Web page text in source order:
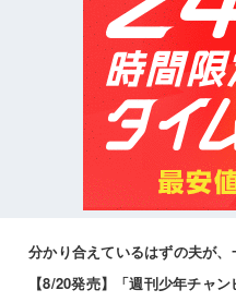
分かり合えているはずの夫が、